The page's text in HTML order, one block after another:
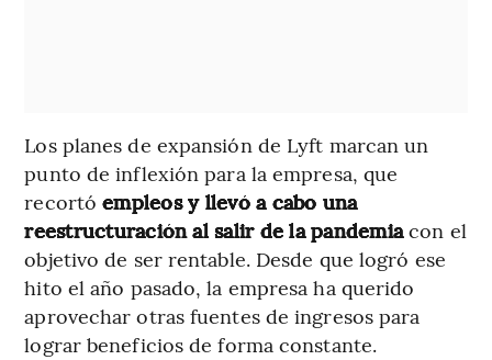
Los planes de expansión de Lyft marcan un
punto de inflexión para la empresa, que
recortóempleos y llevó a cabo una
reestructuración al salir de la pandemiacon el
objetivo de ser rentable. Desde que logró ese
hito el año pasado, la empresa ha querido
aprovechar otras fuentes de ingresos para
lograr beneficios de forma constante.